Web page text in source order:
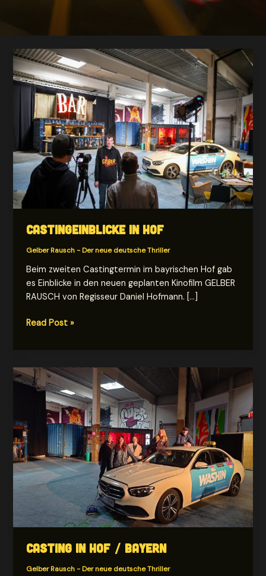
Castingeinblicke in Hof
Gelber Rausch - Der neue deutsche Thriller
Beim zweiten Castingtermin im bayrischen Hof gab
es Einblicke in den neuen geplanten Kinofilm GELBER
RAUSCH von Regisseur Daniel Hofmann. […]
Castingeinblicke
Read Post »
Casting in Hof / Bayern
Gelber Rausch - Der neue deutsche Thriller